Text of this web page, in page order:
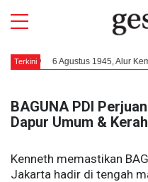
Terkini
6 Agustus 1945, Alur Kemerdekaan
BAGUNA PDI
Dapur Umum &
Kenneth memastikan
Jakarta hadir di tengah